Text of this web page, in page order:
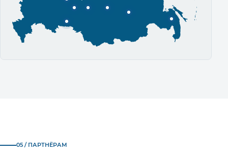
05 / ПАРТНЁРАМ